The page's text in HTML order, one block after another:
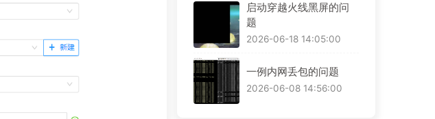
启动穿越火线黑屏的问
题
2026-06-18 14:05:00
一例内网丢包的问题
2026-06-08 14:56:00